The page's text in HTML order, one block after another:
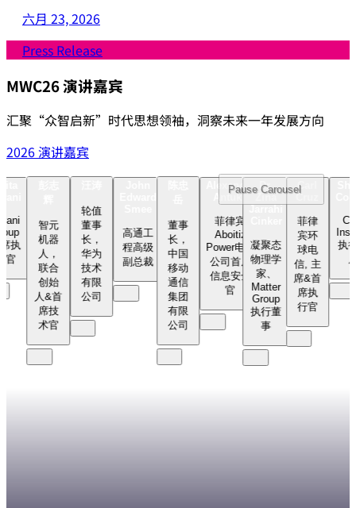
六月 23, 2026
Press Release
Skip to speakers list.
MWC26 演讲嘉宾
汇聚“众智启新”时代思想领袖，洞察未来一年发展方向
2026 演讲嘉宾
执
官
智元
机器
人，
联合
创始
人&首
席技
术官
轮值
董事
长，
华为
技术
有限
公司
高通工
程高级
副总裁
董事
长，
中国
移动
通信
集团
有限
公司
Alexander
Antukh
菲律宾
Aboitiz
Power电力
公司首席
信息安全
官
Dr.
Zina
凝聚态
物理学
家、
Matter
Group
执行董
事
Carl
Cruz
菲律
宾环
球电
信, 主
席&首
席执
行官
执
Pause Carousel